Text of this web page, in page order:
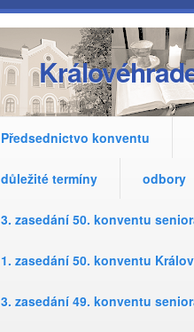
Předsednictvo konventu
důležité termíny odbory
3. zasedání 50. konventu
1. zasedání 50. konventu
3. zasedání 49. konventu